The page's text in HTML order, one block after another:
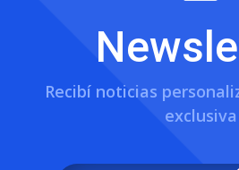
Recibí noticias
exclusiva